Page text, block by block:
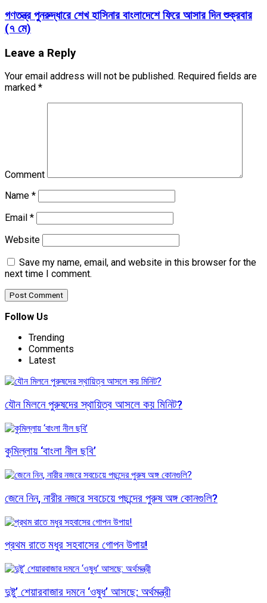
গণতন্ত্র পুনরুদ্ধারে শেখ হাসিনার বাংলাদেশে ফিরে আসার দিন শুক্রবার
(৭ মে)
Leave a Reply
Your email address will not be published. Required fields are
marked *
Comment
Name *
Email *
Website
Save my name, email, and website in this browser for the
next time I comment.
Follow Us
Trending
Comments
Latest
যৌন মিলনে পুরুষদের স্থায়িত্ব আসলে কয় মিনিট?
কুমিল্লায় ‘বাংলা নীল ছবি’
জেনে নিন, নারীর নজরে সবচেয়ে পছন্দের পুরুষ অঙ্গ কোনগুলি?
প্রথম রাতে মধুর সহবাসের গোপন উপায়!
দুষ্টু’ শেয়ারবাজার দমনে ‘ওষুধ’ আসছে: অর্থমন্ত্রী